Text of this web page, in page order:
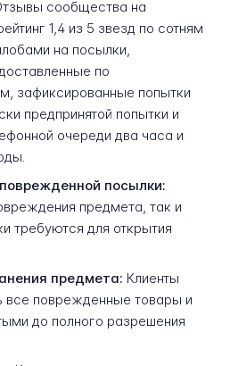
сообщества на
1,4 из 5 звезд по сотням
на посылки,
по
зафиксированные попытки
предпринятой попытки и
очереди два часа и
посылки:
предмета, так и
требуются для открытия
предмета: Клиенты
все поврежденные товары и
до полного разрешения